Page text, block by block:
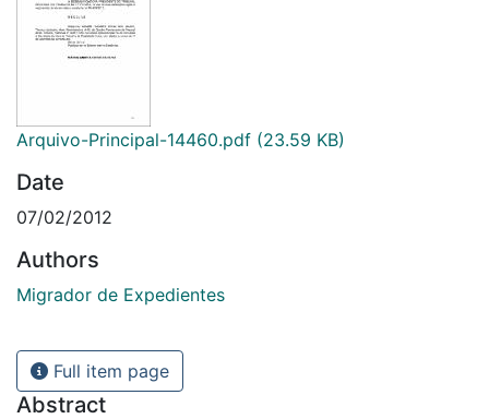
Arquivo-Principal-14460.pdf (23.59 KB)
Date
07/02/2012
Authors
Migrador de Expedientes
Full item page
Abstract